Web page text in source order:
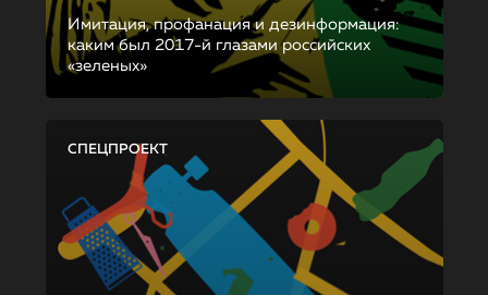
Имитация, профанация и дезинформация:
каким был 2017-й глазами российских
«зеленых»
СПЕЦПРОЕКТ